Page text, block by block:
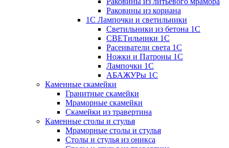
Раковины из кориана
1С Лампочки и светильники
Светильники из бетона 1С
СВЕТильники 1С
Расеиватели света 1С
Ножки и Патроны 1С
Лампочки 1С
АБАЖУРы 1С
Каменные скамейки
Гранитные скамейки
Мраморные скамейки
Скамейки из травертина
Каменные столы и стулья
Мраморные столы и стулья
Столы и стулья из оникса